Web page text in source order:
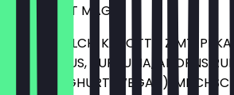
24 CARROT MAGIC
MANDELMILCH, KAROTTE, ZIMT,
MANDELMUS, KURKUMA,
NATURJOGHURT (VEGAN),